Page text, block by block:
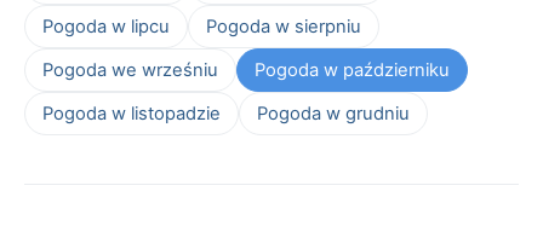
Pogoda w lipcu
Pogoda w sierpniu
Pogoda we wrześniu
Pogoda w październiku
Pogoda w listopadzie
Pogoda w grudniu